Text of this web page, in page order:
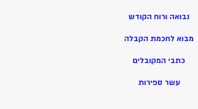
נבואה ורוח הקודש
מבוא לחכמת הקבלה
כתבי המקובלים
עשר ספירות